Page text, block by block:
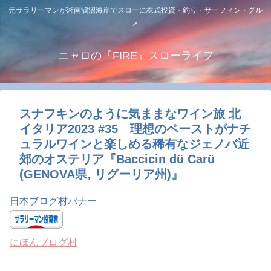
元サラリーマンが湘南鵠沼海岸でスローに株式投資・釣り・サーフィン・グル
メ
ニャロの『FIRE』スローライフ
スナフキンのように気ままなワイン旅 北
イタリア2023 #35 理想のペーストがナチ
ュラルワインと楽しめる稀有なジェノバ近
郊のオステリア『Baccicin dü Carü
(GENOVA県, リグーリア州)』
日本ブログ村バナー
にほんブログ村